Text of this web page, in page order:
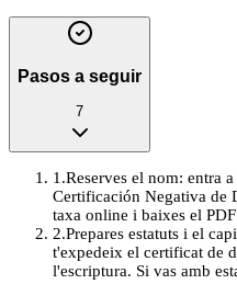
Pasos a seguir
7
1 .Reserves el nom: entra
Certificación Negativa de
taxa online i baixes el
2.Prepares estatuts i el
t'expedeix el certificat de
l'escriptura. Si vas amb